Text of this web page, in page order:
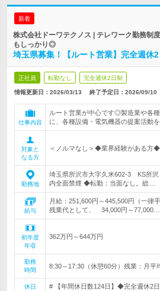
新着
株式会社ドーワテクノス | テレワーク勤務
もしっかり◎
埼玉県募集！【ルート営業】完全週休
正社員 転勤なし 完全週休2日制
情報更新日：2026/03/13 終了予定日： 2026/09/10
仕事内容
ルート営業が中心です◎製造業や各
に、各種設備・電気機器の提案活動を
対象と
なる方
＜ノルマなし＞◆業界経験がある方
勤務地
埼玉県所沢市大字久米602-3 KS所
内全面禁煙 ◆転勤：当面なし。総…
給与
月給：251,600円～445,500円（一律
残業代として、 34,000円～77,000…
初年度
年収
362万円～644万円
勤務
時間
8:30～17:30（休憩60分）残業：月平
休日
# 【年間休日数124日】◆完全週休2